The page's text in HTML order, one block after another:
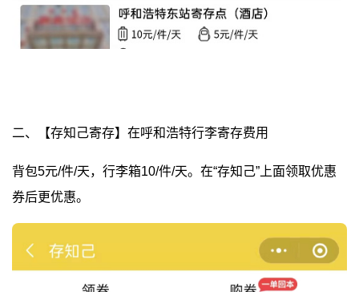
二、【存知己寄存】在呼和浩特行李寄存费用
背包5元/件/天，行李箱10/件/天。在“存知己”上面领取优惠
券后更优惠。